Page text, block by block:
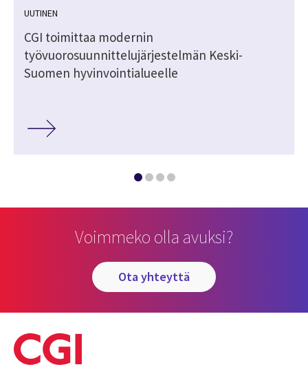
UUTINEN
CGI toimittaa modernin
työvuorosuunnittelujärjestelmän Keski-
Suomen hyvinvointialueelle
Voimmeko olla avuksi?
ota yhteyttä